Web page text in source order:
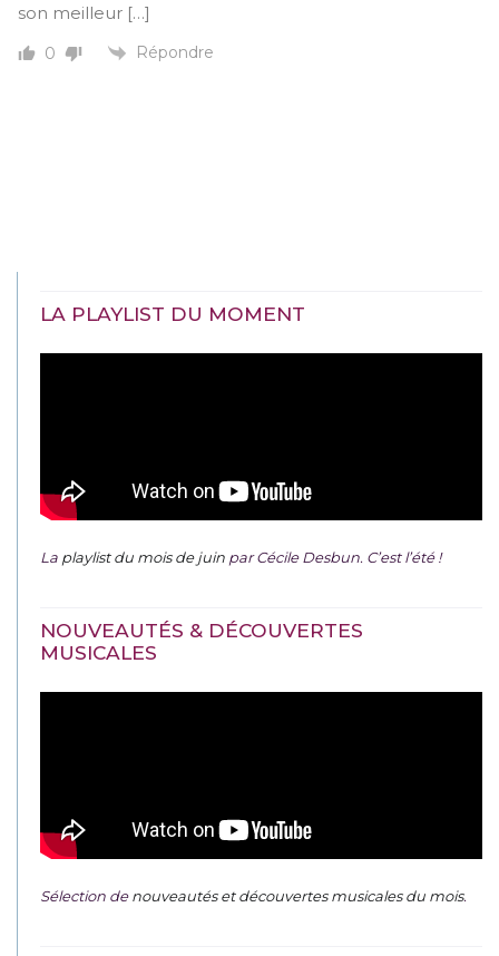
son meilleur […]
0 Répondre
LA PLAYLIST DU MOMENT
La playlist du mois de juin par Cécile Desbun. C’est l’été !
NOUVEAUTÉS & DÉCOUVERTES
MUSICALES
Sélection denouveautés et découvertes musicales du mois.